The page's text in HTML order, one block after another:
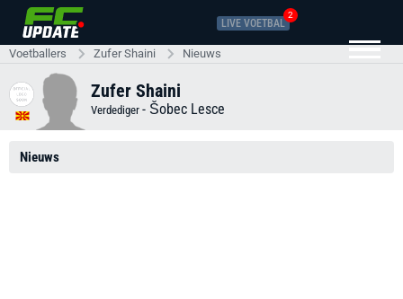
LIVE VOETBAL
2
Voetballers Zufer Shaini Nieuws
Zufer Shaini
Verdediger - Šobec Lesce
Nieuws